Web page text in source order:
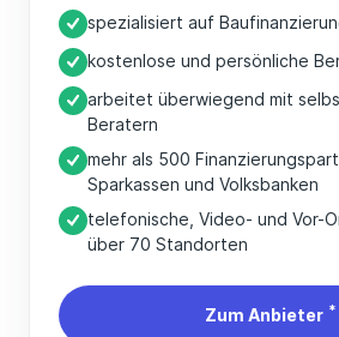
spezialisiert auf
kostenlose und persönliche
arbeitet überwiegend mit
Beratern
mehr als 500
Sparkassen und Volksbanken
telefonische, Video- und Vor-
über 70 Standorten
Zum Anbieter *